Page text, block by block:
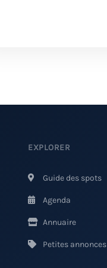
EXPLORER
Guide des spots
Agenda
Annuaire
Petites annonces